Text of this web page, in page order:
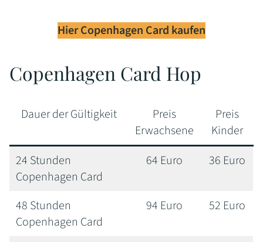
Hier Copenhagen Card kaufen
Copenhagen Card Hop
Dauer der Gültigkeit
Preis
Erwachsene
Preis
Kinder
24 Stunden
Copenhagen Card
64 Euro 36 Euro
48 Stunden
Copenhagen Card
94 Euro 52 Euro